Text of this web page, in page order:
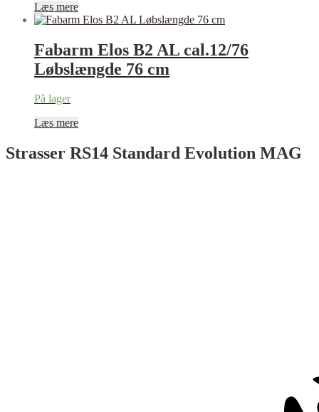
Læs mere
Fabarm Elos B2 AL cal.12/76
Løbslængde 76 cm
På lager
Læs mere
Strasser RS14 Standard Evolution MAG